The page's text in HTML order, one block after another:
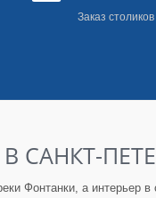
Заказ
САНКТ-
Фонтанки, а интерьер